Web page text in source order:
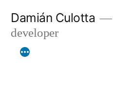
contenido
Damián Culotta
developer